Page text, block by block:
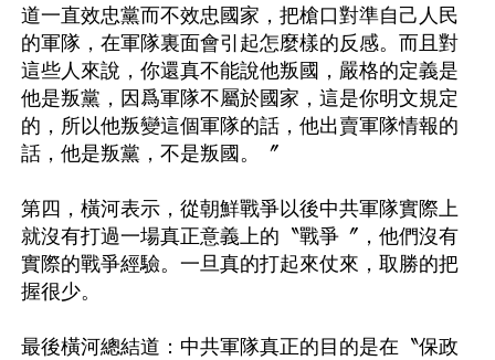
道一直效忠黨而不效忠國家，把槍口對準自己人民
的軍隊，在軍隊裏面會引起怎麼樣的反感。而且對
這些人來說，你還真不能說他叛國，嚴格的定義是
他是叛黨，因爲軍隊不屬於國家，這是你明文規定
的，所以他叛變這個軍隊的話，他出賣軍隊情報的
話，他是叛黨，不是叛國。〞
第四，橫河表示，從朝鮮戰爭以後中共軍隊實際上
就沒有打過一場真正意義上的〝戰爭〞，他們沒有
實際的戰爭經驗。一旦真的打起來仗來，取勝的把
握很少。
最後橫河總結道：中共軍隊真正的目的是在〝保政